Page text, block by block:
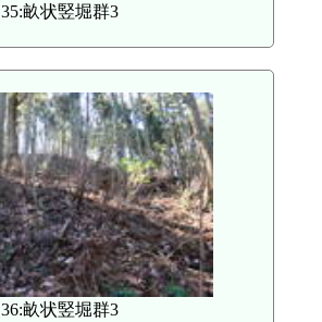
35:畝状竪堀群3
36:畝状竪堀群3